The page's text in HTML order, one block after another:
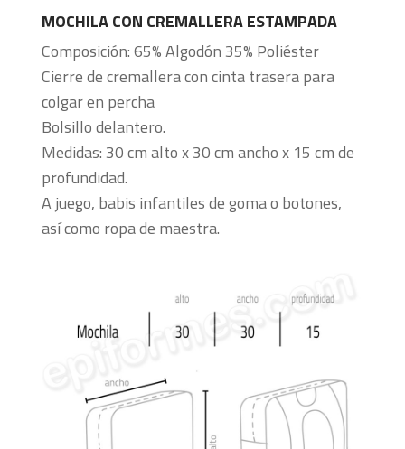
MOCHILA CON CREMALLERA ESTAMPADA
Composición:65% Algodón 35% Poliéster
Cierre de cremallera con cinta trasera para
colgar en percha
Bolsillo delantero.
Medidas: 30 cm alto x 30 cm ancho x 15 cm de
profundidad.
A juego, babis infantiles de goma o botones,
así como ropa de maestra.